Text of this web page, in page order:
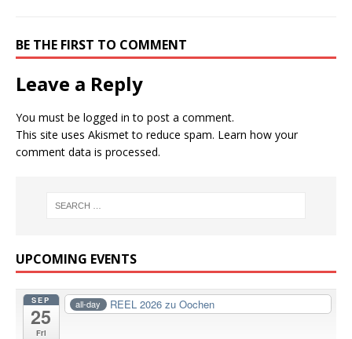
BE THE FIRST TO COMMENT
Leave a Reply
You must be logged in to post a comment.
This site uses Akismet to reduce spam. Learn how your
comment data is processed.
UPCOMING EVENTS
SEP
25
Fri
all-day REEL 2026 zu Oochen